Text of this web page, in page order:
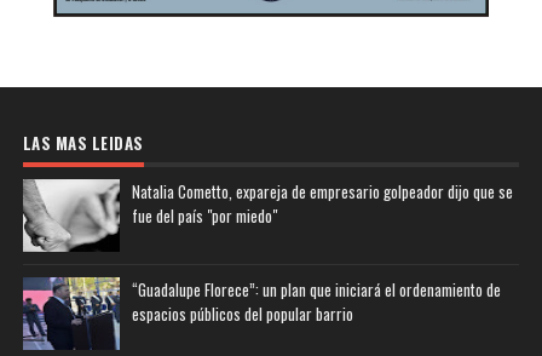
LAS MAS LEIDAS
Natalia Cometto, expareja de empresario golpeador dijo que se
fue del país "por miedo"
“Guadalupe Florece”: un plan que iniciará el ordenamiento de
espacios públicos del popular barrio